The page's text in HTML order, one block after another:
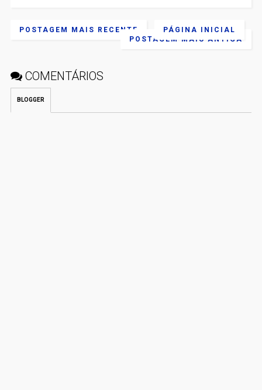
POSTAGEM MAIS RECENTE
POSTAGEM MAIS ANTIGA
PÁGINA INICIAL
COMENTÁRIOS
BLOGGER